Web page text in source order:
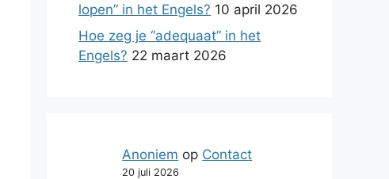
lopen” in het Engels? 10 april 2026
Hoe zeg je “adequaat” in het
Engels? 22 maart 2026
Anoniem op Contact
20 juli 2026